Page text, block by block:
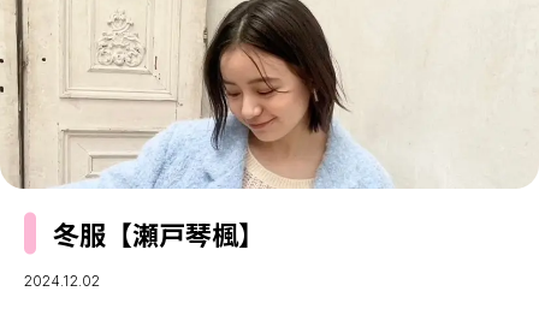
モデル私服
着回し
BEAUTY
ビューティニュース
トレンドメイク
ベストコスメ
ヘアアレンジ・ヘアケア
ボディケア
SCHOOL
スクールニュース
制服コーデ
学校ヘアメイク
ENTERTAINMENT
エンタメニュース
なにわ男子
K-POP
LIFESTYLE
JKランキング・アワード
モデルの購入品
JK TREND
JKトレンドニュース
MODELS
冬服【瀬戸琴楓】
2024.12.02